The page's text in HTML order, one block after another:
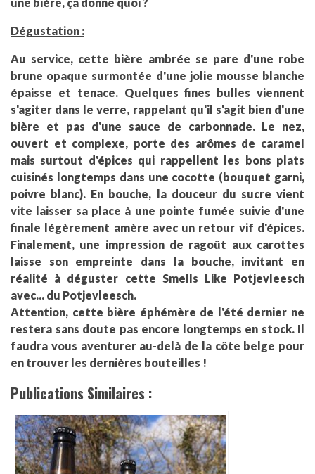
Dégustation :
Au service, cette bière ambrée se pare d'une robe
brune opaque surmontée d'une jolie mousse blanche
épaisse et tenace. Quelques fines bulles viennent
s'agiter dans le verre, rappelant qu'il s'agit bien d'une
bière et pas d'une sauce de carbonnade. Le nez,
ouvert et complexe, porte des arômes de caramel
mais surtout d'épices qui rappellent les bons plats
cuisinés longtemps dans une cocotte (bouquet garni,
poivre blanc). En bouche, la douceur du sucre vient
vite laisser sa place à une pointe fumée suivie d'une
finale légèrement amère avec un retour vif d'épices.
Finalement, une impression de ragoût aux carottes
laisse son empreinte dans la bouche, invitant en
réalité à déguster cette Smells Like Potjevleesch
avec... du Potjevleesch.
Attention, cette bière éphémère de l'été dernier ne
restera sans doute pas encore longtemps en stock. Il
faudra vous aventurer au-delà de la côte belge pour
en trouver les dernières bouteilles !
Publications Similaires :